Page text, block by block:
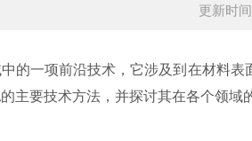
更新时
一项前沿技术，它涉及到在材料表
的主要技术方法，并探讨其在各个领域